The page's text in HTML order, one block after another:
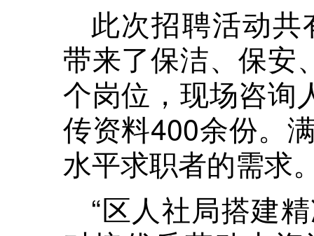
此次招聘活动
带来了保洁、保安
个岗位，现场咨询
传资料400余份。
水平求职者的需求
“区人社局搭建